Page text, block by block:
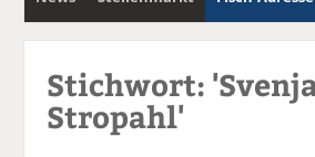
Fischwirtschafts-Gipfel Newsletter
Stichwort:
Stropahl'